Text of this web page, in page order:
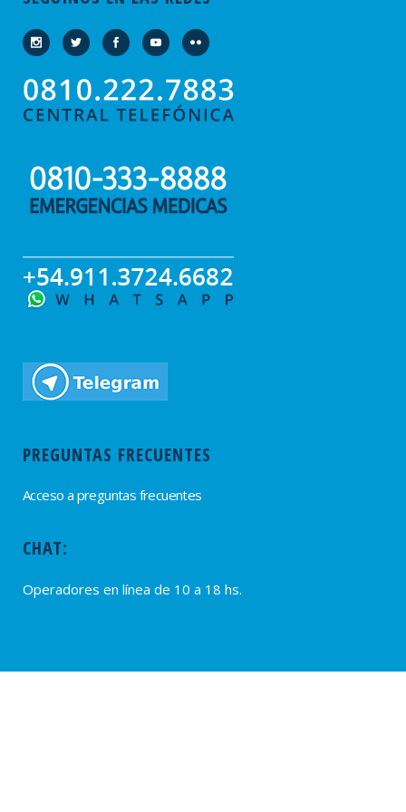
PREGUNTAS FRECUENTES
Acceso a preguntas frecuentes
CHAT:
Operadores en línea de 10 a 18 hs.
PROVEEDORES